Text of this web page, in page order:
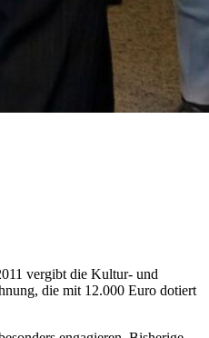
vergibt die Kultur- und
die mit 12.000 Euro dotiert